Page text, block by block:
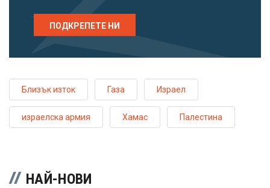
ПОДКРЕПЕТЕ НИ
Близък изток Газа Израел
израелска армия Хамас Палестина
НАЙ-НОВИ